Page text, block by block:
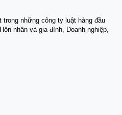
những công ty luật hàng đầu
nhân và gia đình, Doanh nghiệp,